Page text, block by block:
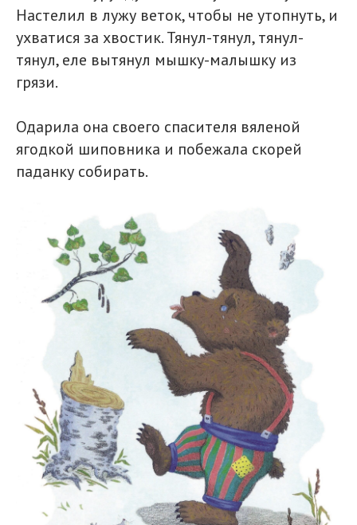
Настелил в лужу веток, чтобы не утопнуть, и
ухватися за хвостик. Тянул-тянул, тянул-
тянул, еле вытянул мышку-малышку из
грязи.
Одарила она своего спасителя вяленой
ягодкой шиповника и побежала скорей
паданку собирать.